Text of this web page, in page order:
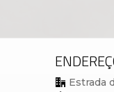
Estrada